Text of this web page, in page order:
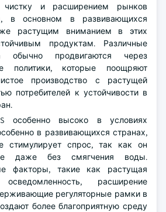
чистку и расширением рынков
в основном в развивающихся
растущим вниманием в этих
продуктам. Различные
обычно продвигаются через
политики, которые поощряют
производство с растущей
потребителей к устойчивости в
особенно высоко в условиях
в развивающихся странах,
стимулирует спрос, так как он
даже без смягчения воды.
факторы, такие как растущая
осведомленность, расширение
регуляторные рамки в
более благоприятную среду